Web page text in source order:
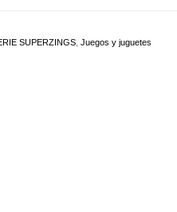
SUPERZINGS Juegos y juguetes